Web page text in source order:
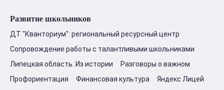
Развитие школьников
ДТ "Кванториум": региональный ресурсный центр
Сопровождение работы с талантливыми школьниками
Липецкая область. Из истории
Разговоры о важном
Профориентация
Финансовая культура Яндекс Лицей